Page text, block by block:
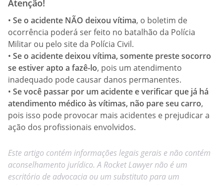
Atenção!
• Se o acidente NÃO deixou vítima, o boletim de
ocorrência poderá ser feito no batalhão da Polícia
Militar ou pelo site da Polícia Civil.
• Se o acidente deixou vítima, somente preste socorro
se estiver apto a fazê-lo, pois um atendimento
inadequado pode causar danos permanentes.
• Se você passar por um acidente e verificar que já há
atendimento médico às vítimas, não pare seu carro,
pois isso pode provocar mais acidentes e prejudicar a
ação dos profissionais envolvidos.
Este artigo contém informações legais gerais e não contém
aconselhamento jurídico. A Rocket Lawyer não é um
escritório de advocacia ou um substituto para um